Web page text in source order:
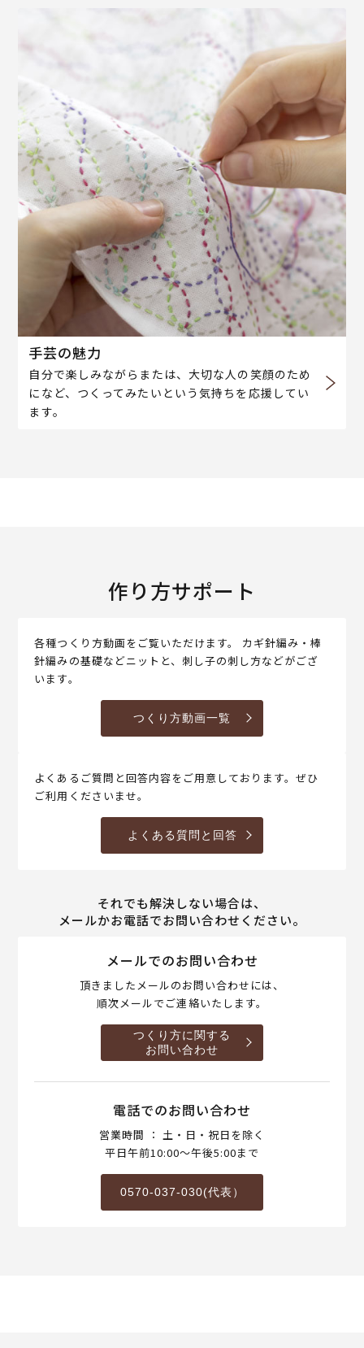
手芸の魅力
自分で楽しみながらまたは、大切な人の笑顔のため
になど、つくってみたいという気持ちを応援してい
ます。
作り方サポート
各種つくり方動画をご覧いただけます。 カギ針編み・棒
針編みの基礎などニットと、刺し子の刺し方などがござ
います。
つくり方動画一覧
よくあるご質問と回答内容をご用意しております。ぜひ
ご利用くださいませ。
よくある質問と回答
それでも解決しない場合は、
メールかお電話でお問い合わせください。
メールでのお問い合わせ
頂きましたメールのお問い合わせには、
順次メールでご連絡いたします。
つくり方に関する
お問い合わせ
電話でのお問い合わせ
営業時間 ： 土・日・祝日を除く
平日午前10:00～午後5:00まで
0570-037-030(代表）